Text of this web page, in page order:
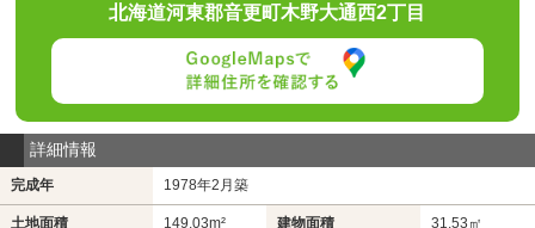
北海道河東郡音更町木野大通西2丁目
詳細情報
完成年 1978年2月築
土地面積 149.03m² 建物面積 31.53㎡